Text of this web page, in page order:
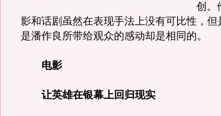
创。
影和话剧虽然在表现手法上没有可比性，但
是潘作良所带给观众的感动却是相同的。
电影
让英雄在银幕上回归现实